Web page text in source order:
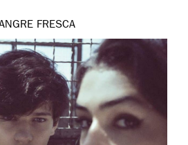
FRESCA